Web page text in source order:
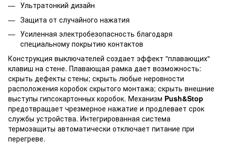
Ультратонкий дизайн
Защита от случайного нажатия
Усиленная электробезопасность благодаря
специальному покрытию контактов
Конструкция выключателей создает эффект "плавающих"
клавиш на стене. Плавающая рамка дает возможность:
скрыть дефекты стены; скрыть любые неровности
расположения коробок скрытого монтажа; скрыть внешние
выступы гипсокартонных коробок. Механизм Push&Stop
предотвращает чрезмерное нажатие и продлевает срок
службы устройства. Интегрированная система
термозащиты автоматически отключает питание при
перегреве.